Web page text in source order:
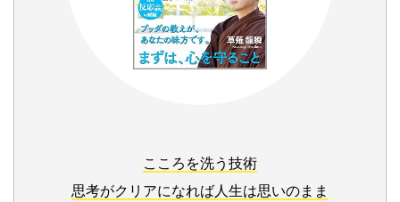
こころを洗う技術
思考がクリアになれば人生は思いのまま